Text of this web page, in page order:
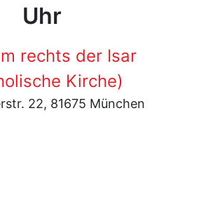
Uhr
rechts der Isar
Kirche)
22, 81675 München